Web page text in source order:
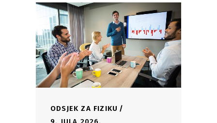
ODSJEK ZA FIZIKU